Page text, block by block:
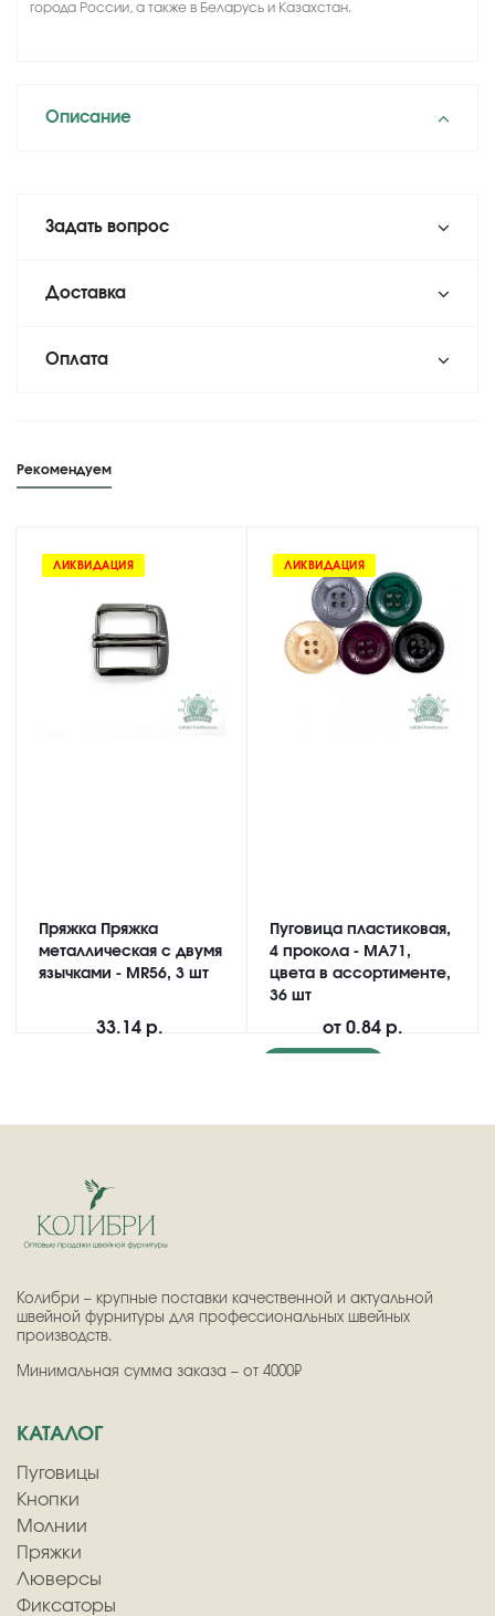
города России, а также в Беларусь и Казахстан.
Описание
Задать вопрос
Доставка
Оплата
Рекомендуем
ЛИКВИДАЦИЯ
Пряжка Пряжка
металлическая с двумя
язычками - MR56, 3 шт
33.14 р.
ЛИКВИДАЦИЯ
Пуговица пластиковая,
4 прокола - MA71,
цвета в ассортименте,
36 шт
от 0.84 р.
Колибри – крупные поставки качественной и актуальной
швейной фурнитуры для профессиональных швейных
производств.
Минимальная сумма заказа – от 4000₽
КАТАЛОГ
Пуговицы
Кнопки
Молнии
Пряжки
Люверсы
Фиксаторы